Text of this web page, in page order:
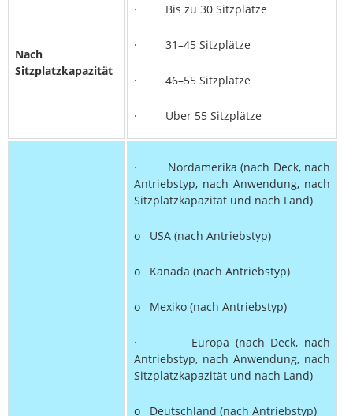
Nach
Sitzplatzkapazität
· Bis zu 30 Sitzplätze
· 31–45 Sitzplätze
· 46–55 Sitzplätze
· Über 55 Sitzplätze
· Nordamerika (nach Deck, nach
Antriebstyp, nach Anwendung, nach
Sitzplatzkapazität und nach Land)
o USA (nach Antriebstyp)
o Kanada (nach Antriebstyp)
o Mexiko (nach Antriebstyp)
· Europa (nach Deck, nach
Antriebstyp, nach Anwendung, nach
Sitzplatzkapazität und nach Land)
o Deutschland (nach Antriebstyp)